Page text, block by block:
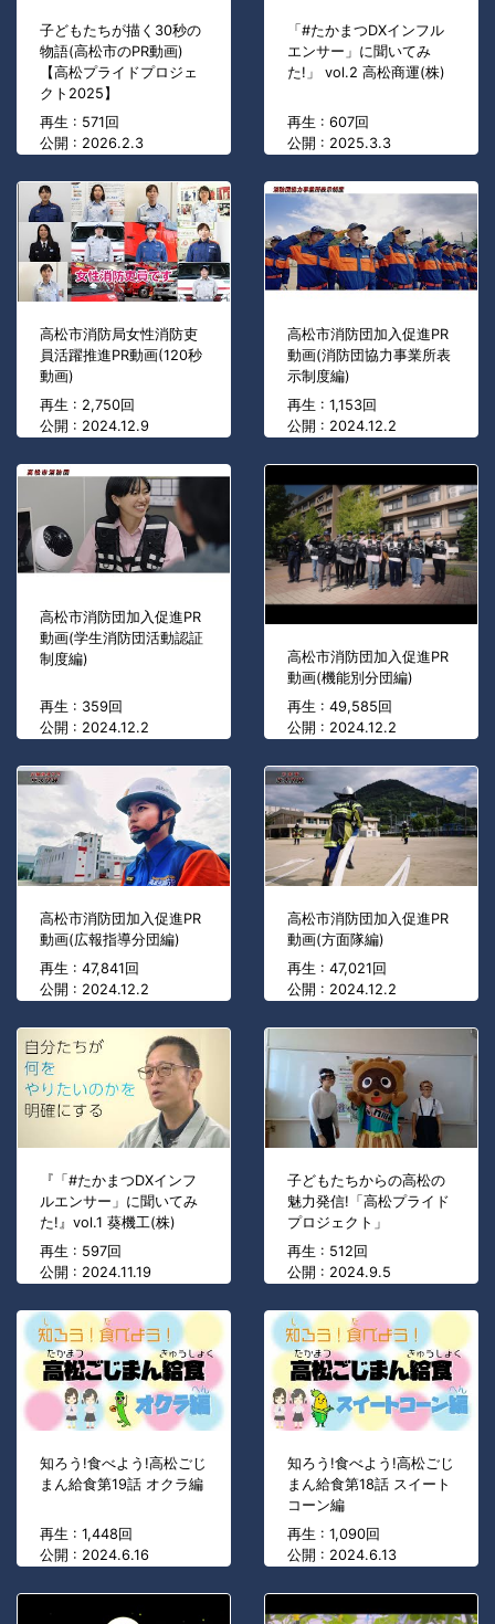
子どもたちが描く30秒の
物語(高松市のPR動画)
【高松プライドプロジェ
クト2025】
再生 : 571回
公開 : 2026.2.3
「#たかまつDXインフル
エンサー」に聞いてみ
た!」 vol.2 高松商運(株)
再生 : 607回
公開 : 2025.3.3
高松市消防局女性消防吏
員活躍推進PR動画(120秒
動画)
再生 : 2,750回
公開 : 2024.12.9
高松市消防団加入促進PR
動画(消防団協力事業所表
示制度編)
再生 : 1,153回
公開 : 2024.12.2
高松市消防団加入促進PR
動画(学生消防団活動認証
制度編)
再生 : 359回
公開 : 2024.12.2
高松市消防団加入促進PR
動画(機能別分団編)
再生 : 49,585回
公開 : 2024.12.2
高松市消防団加入促進PR
動画(広報指導分団編)
再生 : 47,841回
公開 : 2024.12.2
高松市消防団加入促進PR
動画(方面隊編)
再生 : 47,021回
公開 : 2024.12.2
『「#たかまつDXインフ
ルエンサー」に聞いてみ
た!』vol.1 葵機工(株)
再生 : 597回
公開 : 2024.11.19
子どもたちからの高松の
魅力発信!「高松プライド
プロジェクト」
再生 : 512回
公開 : 2024.9.5
知ろう!食べよう!高松ごじ
まん給食第19話 オクラ編
再生 : 1,448回
公開 : 2024.6.16
知ろう!食べよう!高松ごじ
まん給食第18話 スイート
コーン編
再生 : 1,090回
公開 : 2024.6.13